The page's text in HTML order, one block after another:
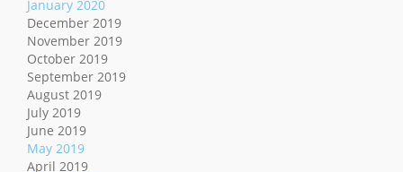
January 2020
December 2019
November 2019
October 2019
September 2019
August 2019
July 2019
June 2019
May 2019
April 2019